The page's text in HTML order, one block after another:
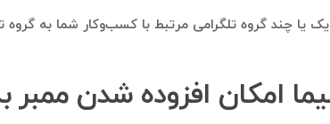
گروه تلگرامی مرتبط با کسب‌وکار شما به گروه
امکان افزوده شدن ممبر